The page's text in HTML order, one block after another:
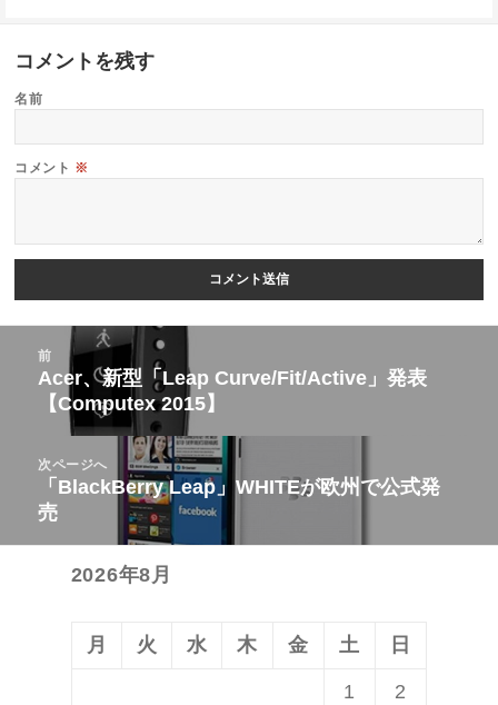
コメントを残す
名前
コメント ※
前
前
の
稿:
Acer、新型「Leap Curve/Fit/Active」発表
【Computex 2015】
次ページへ
次
の
投
「BlackBerry Leap」WHITEが欧州で公式発
売
2026年8月
月 火 水 木 金 土 日
1 2